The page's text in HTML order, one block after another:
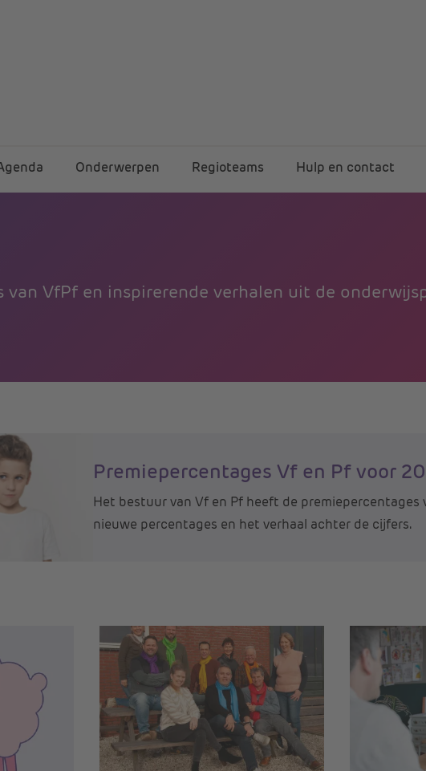
Onderwerpen Regioteams Hulp en contact
van VfPf en inspirerende verhalen uit de
Premiepercentages Vf en Pf voor
Het bestuur van Vf en Pf heeft de premiepercentages
nieuwe percentages en het verhaal achter de cijfers.